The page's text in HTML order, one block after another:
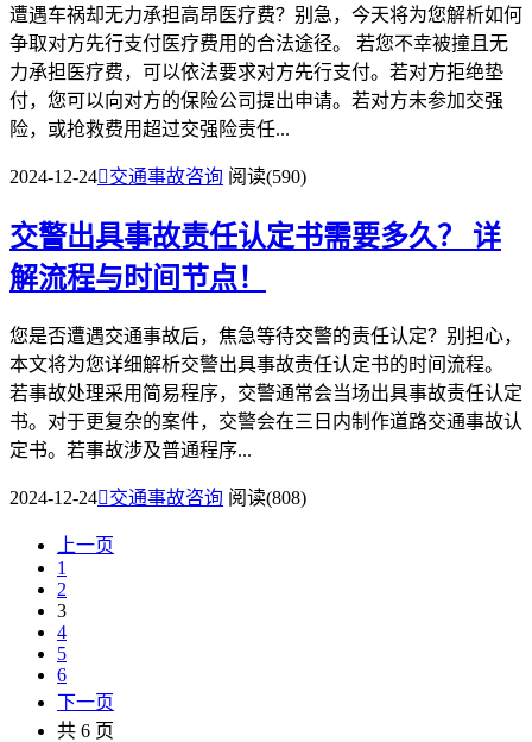
遭遇车祸却无力承担高昂医疗费？别急，今天将为您解析如何
争取对方先行支付医疗费用的合法途径。 若您不幸被撞且无
力承担医疗费，可以依法要求对方先行支付。若对方拒绝垫
付，您可以向对方的保险公司提出申请。若对方未参加交强
险，或抢救费用超过交强险责任...
2024-12-24交通事故咨询 阅读(590)
交警出具事故责任认定书需要多久？ 详
解流程与时间节点！
您是否遭遇交通事故后，焦急等待交警的责任认定？别担心，
本文将为您详细解析交警出具事故责任认定书的时间流程。
若事故处理采用简易程序，交警通常会当场出具事故责任认定
书。对于更复杂的案件，交警会在三日内制作道路交通事故认
定书。若事故涉及普通程序...
2024-12-24交通事故咨询 阅读(808)
上一页
1
2
3
4
5
6
下一页
共 6 页